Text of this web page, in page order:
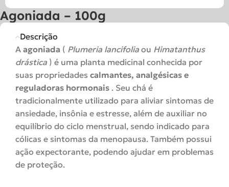
Agoniada – 100g
Descrição
A agoniada ( Plumeria lancifolia ou Himatanthus
drástica ) é uma planta medicinal conhecida por
suas propriedades calmantes, analgésicas e
reguladoras hormonais . Seu chá é
tradicionalmente utilizado para aliviar sintomas de
ansiedade, insônia e estresse, além de auxiliar no
equilíbrio do ciclo menstrual, sendo indicado para
cólicas e sintomas da menopausa. Também possui
ação expectorante, podendo ajudar em problemas
de proteção.